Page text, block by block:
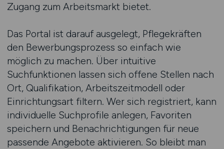
Zugang zum Arbeitsmarkt bietet.
Das Portal ist darauf ausgelegt, Pflegekräften
den Bewerbungsprozess so einfach wie
möglich zu machen. Über intuitive
Suchfunktionen lassen sich offene Stellen nach
Ort, Qualifikation, Arbeitszeitmodell oder
Einrichtungsart filtern. Wer sich registriert, kann
individuelle Suchprofile anlegen, Favoriten
speichern und Benachrichtigungen für neue
passende Angebote aktivieren. So bleibt man